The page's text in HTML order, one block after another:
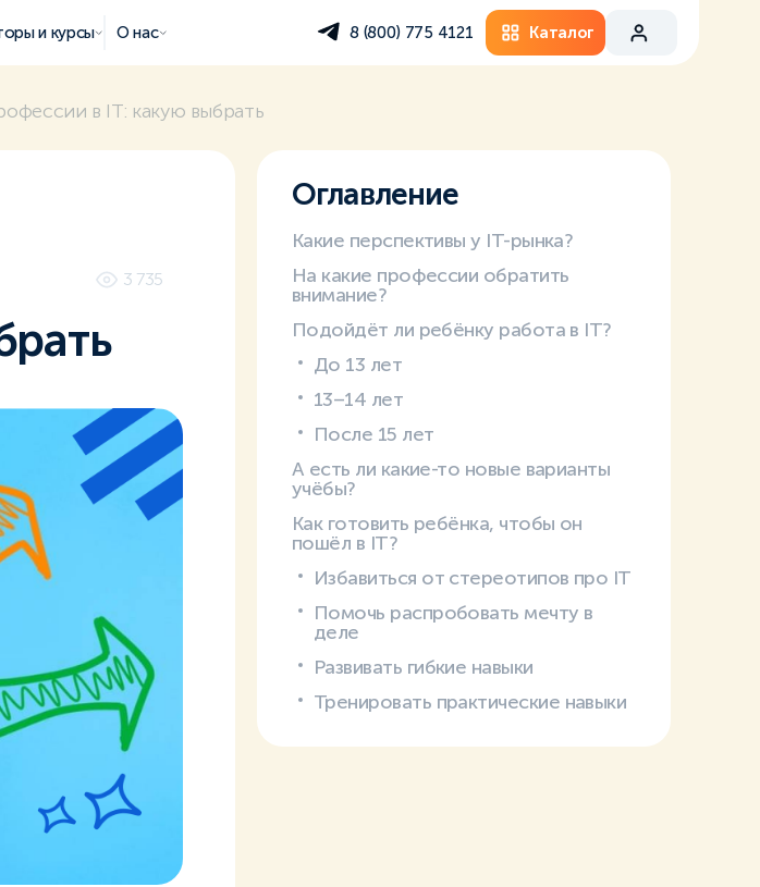
и курсы О нас 8 (800) 775 4121 Каталог
в IT: какую выбрать
3 735
Оглавление
Какие перспективы у IT-рынка?
На какие профессии обратить
внимание?
Подойдёт ли ребёнку работа в IT?
До 13 лет
13–14 лет
После 15 лет
А есть ли какие-то новые варианты
учёбы?
Как готовить ребёнка, чтобы он
пошёл в IT?
Избавиться от стереотипов про IT
Помочь распробовать мечту в
деле
Развивать гибкие навыки
Тренировать практические навыки